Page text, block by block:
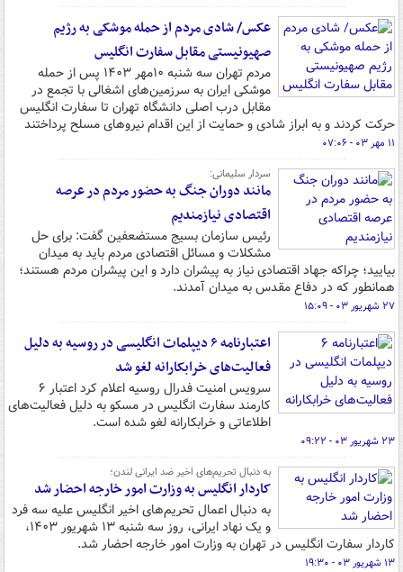
عکس/ شادی مردم از حمله موشکی به رژیم
صهیونیستی مقابل سفارت انگلیس
مردم تهران سه شنبه ۱۰مهر ۱۴۰۳ پس از حمله
موشکی ایران به سرزمین‌های اشغالی با تجمع در
مقابل درب اصلی دانشگاه تهران تا سفارت انگلیس
حرکت کردند و به ابراز شادی و حمایت از این اقدام نیروهای مسلح پرداختند
۱۱ مهر ۰۳ - ۰۷:۰۶
سردار سلیمانی:
مانند دوران جنگ به حضور مردم در عرصه
اقتصادی نیازمندیم
رئیس سازمان بسیج مستضعفین گفت: برای حل
مشکلات و مسائل اقتصادی مردم باید به میدان
بیایید؛ چراکه جهاد اقتصادی نیاز به پیشران دارد و این پیشران مردم هستند؛
همانطور که در دفاع مقدس به میدان آمدند.
۲۷ شهریور ۰۳ - ۱۵:۰۹
اعتبارنامه ۶ دیپلمات انگلیسی در روسیه به دلیل
فعالیت‌های خرابکارانه لغو شد
سرویس امنیت فدرال روسیه اعلام کرد اعتبار ۶
کارمند سفارت انگلیس در مسکو به دلیل فعالیت‌های
اطلاعاتی و خرابکارانه لغو شده است.
۲۳ شهریور ۰۳ - ۰۹:۲۲
به دنبال تحریم‌های اخیر ضد ایرانی لندن؛
کاردار انگلیس به وزارت امور خارجه احضار شد
به دنبال اعمال تحریم‌های اخیر انگلیس علیه سه فرد
و یک نهاد ایرانی، روز سه شنبه ۱۳ شهریور ۱۴۰۳،
کاردار سفارت انگلیس در تهران به وزارت امور خارجه احضار شد.
۱۳ شهریور ۰۳ - ۱۹:۳۰